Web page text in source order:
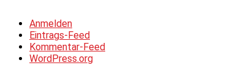
Anmelden
Eintrags-Feed
Kommentar-Feed
WordPress.org